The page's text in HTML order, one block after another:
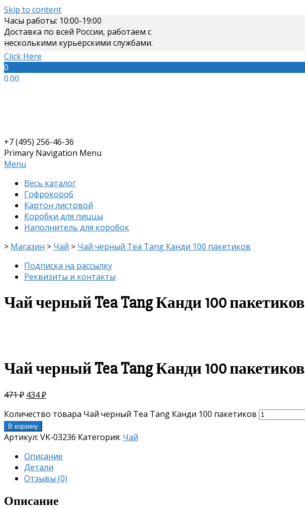
Skip to content
Часы работы: 10:00-19:00
Доставка по всей России, работаем с
несколькими курьерскими службами.
Click Here
0
0.00
+7 (495) 256-46-36
Primary Navigation Menu
Menu
Весь каталог
Гофрокороб
Картон листовой
Коробки для пиццы
Наполнитель для коробок
> Магазин > Чай > Чай черный Tea Tang Канди 100 пакетиков
Подписка на рассылку
Реквизиты и контакты
Чай черный Tea Tang Канди 100 пакетиков
Чай черный Tea Tang Канди 100 пакетиков
471₽ 434₽
Количество товара Чай черный Tea Tang Канди 100 пакетиков
В корзину
Артикул: VK-03236 Категория: Чай
Описание
Детали
Отзывы (0)
Описание